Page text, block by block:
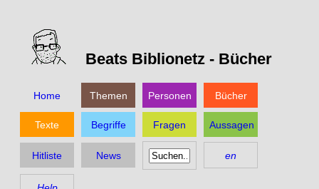
Beats Biblionetz - Bücher
Home Themen Personen Bücher
Texte Begriffe Fragen Aussagen
Hitliste News en